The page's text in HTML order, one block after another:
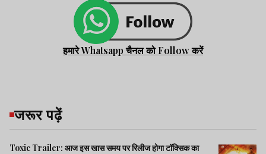
हमारे Whatsapp चैनल को Follow करें
जरूर पढ़ें
Toxic Trailer: आज इस खास समय पर रिलीज होगा टॉक्सिक का